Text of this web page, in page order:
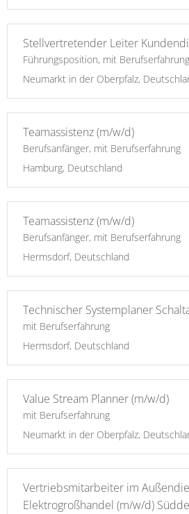
Stellvertretender Leiter
Führungsposition, mit Berufserfahrung
Neumarkt in der Oberpfalz,
Teamassistenz (m/w/d)
Berufsanfänger, mit Berufserfahrung
Hamburg, Deutschland
Teamassistenz (m/w/d)
Berufsanfänger, mit Berufserfahrung
Hermsdorf, Deutschland
Technischer Systemplaner
mit Berufserfahrung
Hermsdorf, Deutschland
Value Stream Planner (m/w/d)
mit Berufserfahrung
Neumarkt in der Oberpfalz,
Vertriebsmitarbeiter im
Elektrogroßhandel (m/w/d)